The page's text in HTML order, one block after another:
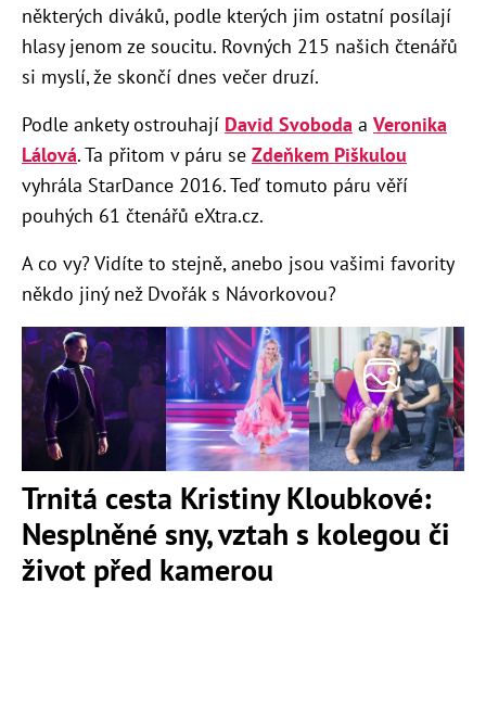
některých diváků, podle kterých jim ostatní posílají
hlasy jenom ze soucitu. Rovných 215 našich čtenářů
si myslí, že skončí dnes večer druzí.
Podle ankety ostrouhají David Svoboda a Veronika
Lálová. Ta přitom v páru se Zdeňkem Piškulou
vyhrála StarDance 2016. Teď tomuto páru věří
pouhých 61 čtenářů eXtra.cz.
A co vy? Vidíte to stejně, anebo jsou vašimi favority
někdo jiný než Dvořák s Návorkovou?
Trnitá cesta Kristiny Kloubkové:
Nesplněné sny, vztah s kolegou či
život před kamerou